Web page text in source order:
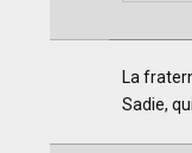
La
Sadie,